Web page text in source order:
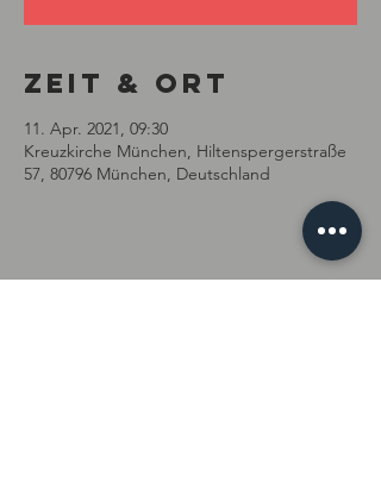
Zeit & Ort
11. Apr. 2021, 09:30
Kreuzkirche München, Hiltenspergerstraße
57, 80796 München, Deutschland